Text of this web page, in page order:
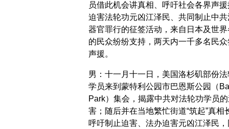
员借此机会讲真相、呼吁社会各界声
迫害法轮功元凶江泽民、共同制止中共
器官罪行的征签活动，来自日本及世界
的民众纷纷支持，两天内一千多名民众
声援。
男：十一月十一日，美国洛杉矶部份法
学员来到蒙特利公园市巴恩斯公园（
Park）集会，揭露中共对法轮功学员
害；随后并在当地繁忙街道“筑起”真相
呼吁制止迫害、法办迫害元凶江泽民，